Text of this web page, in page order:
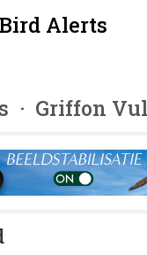
Alerts
· Griffon